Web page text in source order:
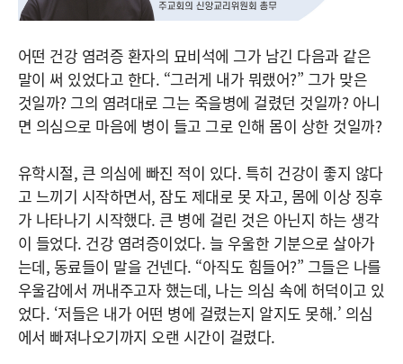
어떤 건강 염려증 환자의 묘비석에 그가 남긴 다음과 같은
말이 써 있었다고 한다. “그러게 내가 뭐랬어?” 그가 맞은
것일까? 그의 염려대로 그는 죽을병에 걸렸던 것일까? 아니
면 의심으로 마음에 병이 들고 그로 인해 몸이 상한 것일까?
유학시절, 큰 의심에 빠진 적이 있다. 특히 건강이 좋지 않다
고 느끼기 시작하면서, 잠도 제대로 못 자고, 몸에 이상 징후
가 나타나기 시작했다. 큰 병에 걸린 것은 아닌지 하는 생각
이 들었다. 건강 염려증이었다. 늘 우울한 기분으로 살아가
는데, 동료들이 말을 건넨다. “아직도 힘들어?” 그들은 나를
우울감에서 꺼내주고자 했는데, 나는 의심 속에 허덕이고 있
었다. ‘저들은 내가 어떤 병에 걸렸는지 알지도 못해.’ 의심
에서 빠져나오기까지 오랜 시간이 걸렸다.